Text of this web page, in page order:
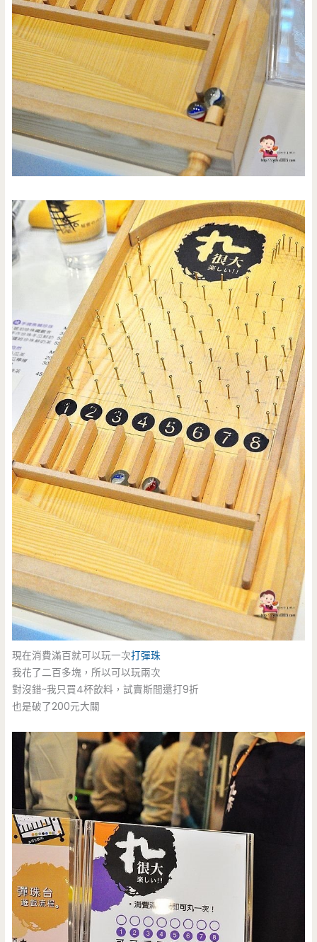
現在消費滿百就可以玩一次打彈珠
我花了二百多塊，所以可以玩兩次
對沒錯~我只買4杯飲料，試賣斯間還打9折
也是破了200元大關